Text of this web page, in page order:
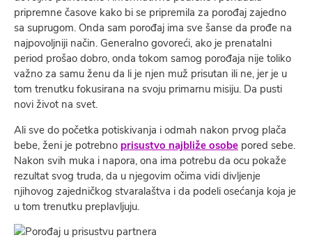
pripremne časove kako bi se pripremila za porođaj zajedno
sa suprugom. Onda sam porođaj ima sve šanse da prođe na
najpovoljniji način. Generalno govoreći, ako je prenatalni
period prošao dobro, onda tokom samog porođaja nije toliko
važno za samu ženu da li je njen muž prisutan ili ne, jer je u
tom trenutku fokusirana na svoju primarnu misiju. Da pusti
novi život na svet.
Ali sve do početka potiskivanja i odmah nakon prvog plača
bebe, ženi je potrebno prisustvo najbliže osobe pored sebe.
Nakon svih muka i napora, ona ima potrebu da ocu pokaže
rezultat svog truda, da u njegovim očima vidi divljenje
njihovog zajedničkog stvaralaštva i da podeli osećanja koja je
u tom trenutku preplavljuju.